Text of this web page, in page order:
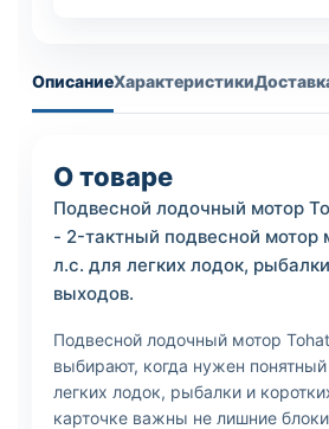
ОписаниеХарактеристики
О товаре
Подвесной лодочный мотор
- 2-тактный подвесной
л.с. для легких лодок,
выходов.
Подвесной лодочный мотор
выбирают, когда нужен
легких лодок, рыбалки и
карточке важны не лишние